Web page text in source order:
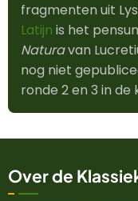
fragmenten uit
Latijn is het
Naturavan
nog niet
ronde 2 en 3 in de
Over de